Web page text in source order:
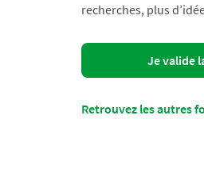
recherches, plus
Je valide
Retrouvez les autres